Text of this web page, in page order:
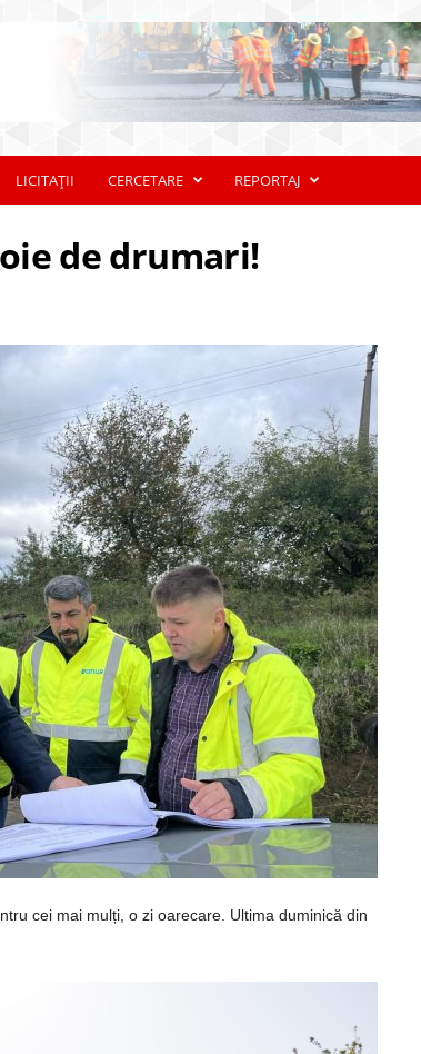
LICITAȚII CERCETARE REPORTAJ
de drumari!
cei mai mulți, o zi oarecare. Ultima duminică din